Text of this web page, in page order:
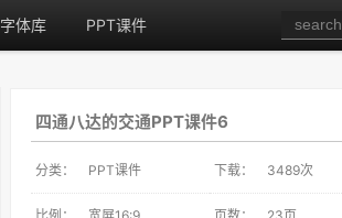
字体库 PPT课件
四通八达的交通PPT课件6
分类： PPT课件 下载： 3489次